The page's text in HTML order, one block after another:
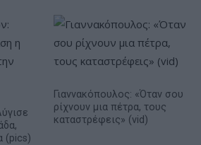
(pics)
Γιαννακόπουλος: «Όταν σου
ρίχνουν μια πέτρα, τους
καταστρέφεις» (vid)